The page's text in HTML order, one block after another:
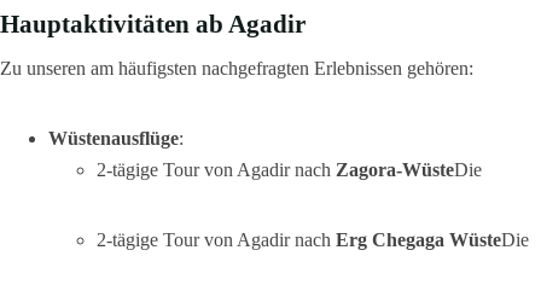
Hauptaktivitäten ab Agadir
Zu unseren am häufigsten nachgefragten Erlebnissen gehören:
Wüstenausflüge:
2-tägige Tour von Agadir nach Zagora-WüsteDie
2-tägige Tour von Agadir nach Erg Chegaga WüsteDie